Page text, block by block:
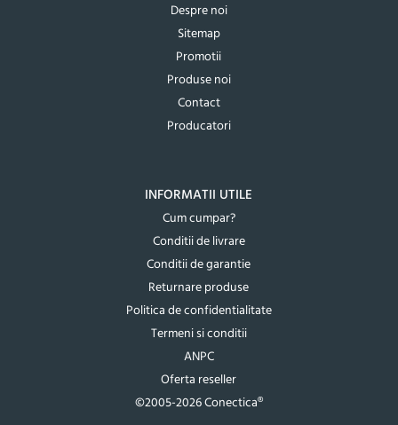
Despre noi
Sitemap
Promotii
Produse noi
Contact
Producatori
INFORMATII UTILE
Cum cumpar?
Conditii de livrare
Conditii de garantie
Returnare produse
Politica de confidentialitate
Termeni si conditii
ANPC
Oferta reseller
©2005-2026 Conectica®